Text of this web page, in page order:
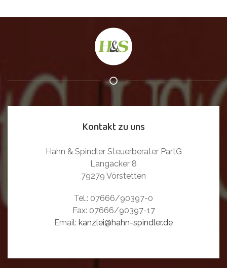
Kontakt zu uns
Hahn & Spindler Steuerberater PartG
Langacker 8
79279 Vörstetten
Tel.: 07666/90397-0
Fax: 07666/90397-17
Email: kanzlei@hahn-spindler.de